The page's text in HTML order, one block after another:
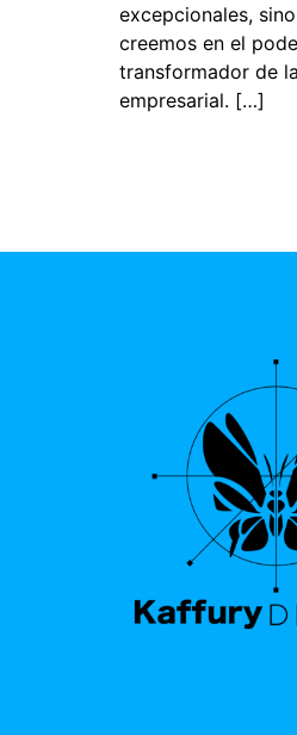
excepcionales,
creemos en el
transformador de
empresarial. […]